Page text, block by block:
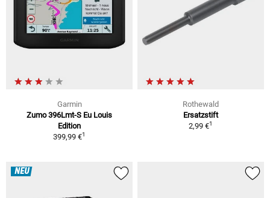
Garmin
Zumo 396Lmt-S Eu Louis
Edition
399,99 €1
Rothewald
Ersatzstift
2,99 €1
NEU